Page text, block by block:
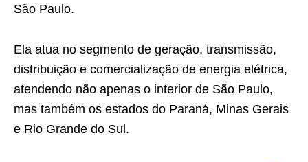
São Paulo.
Ela atua no segmento de geração, transmissão,
distribuição e comercialização de energia elétrica,
atendendo não apenas o interior de São Paulo,
mas também os estados do Paraná, Minas Gerais
e Rio Grande do Sul.